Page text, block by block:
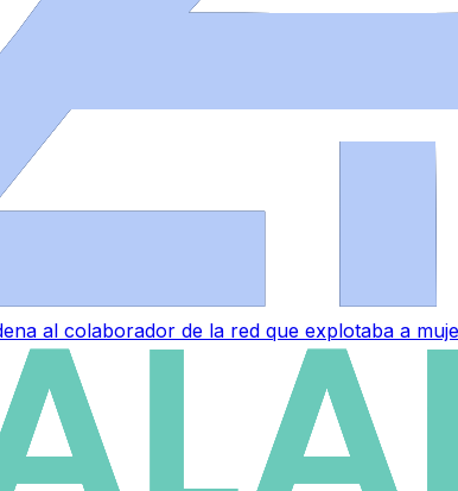
mujer al invadir un paso de peatones en el
al colaborador de la red que explotaba a